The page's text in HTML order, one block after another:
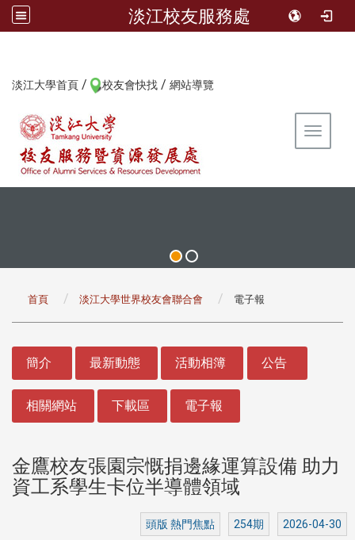
淡江校友服務處
淡江大學首頁 / 校友會快找 / 網站導覽
Toggle
首頁 淡江大學世界校友會聯合會 電子報
簡介 最新動態 活動相簿 公告
相關網站 下載區 電子報
金鷹校友張園宗慨捐邊緣運算設備 助力
資工系學生卡位半導體領域
頭版 熱門焦點 254期 2026-04-30